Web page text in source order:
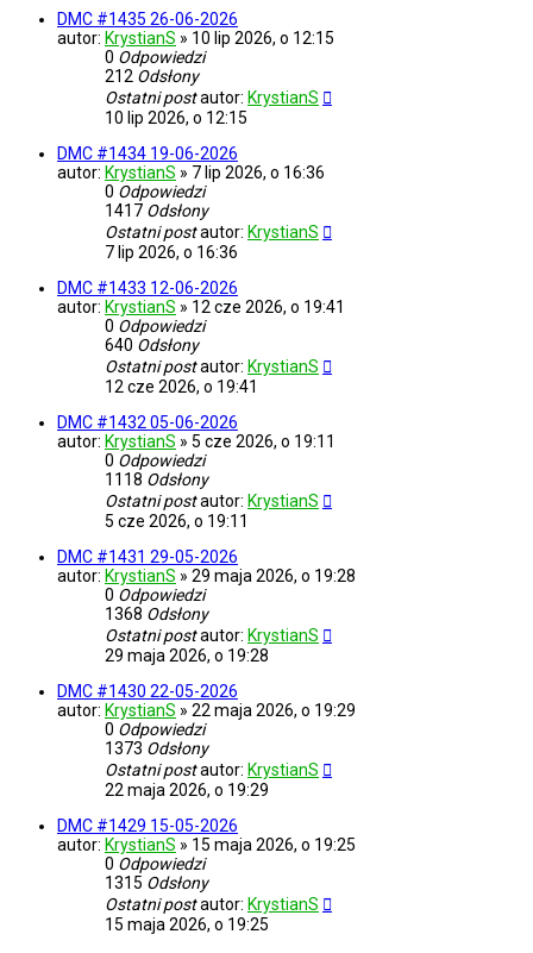
DMC #1435 26-06-2026
autor: KrystianS » 10 lip 2026, o 12:15
0 Odpowiedzi
212 Odsłony
Ostatni postautor: KrystianS
10 lip 2026, o 12:15
DMC #1434 19-06-2026
autor: KrystianS » 7 lip 2026, o 16:36
0 Odpowiedzi
1417 Odsłony
Ostatni postautor: KrystianS
7 lip 2026, o 16:36
DMC #1433 12-06-2026
autor: KrystianS » 12 cze 2026, o 19:41
0 Odpowiedzi
640 Odsłony
Ostatni postautor: KrystianS
12 cze 2026, o 19:41
DMC #1432 05-06-2026
autor: KrystianS » 5 cze 2026, o 19:11
0 Odpowiedzi
1118 Odsłony
Ostatni postautor: KrystianS
5 cze 2026, o 19:11
DMC #1431 29-05-2026
autor: KrystianS » 29 maja 2026, o 19:28
0 Odpowiedzi
1368 Odsłony
Ostatni postautor: KrystianS
29 maja 2026, o 19:28
DMC #1430 22-05-2026
autor: KrystianS » 22 maja 2026, o 19:29
0 Odpowiedzi
1373 Odsłony
Ostatni postautor: KrystianS
22 maja 2026, o 19:29
DMC #1429 15-05-2026
autor: KrystianS » 15 maja 2026, o 19:25
0 Odpowiedzi
1315 Odsłony
Ostatni postautor: KrystianS
15 maja 2026, o 19:25